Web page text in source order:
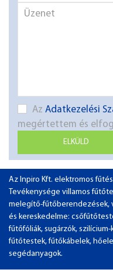
Az Adatkezelési
megértettem és
ELKÜLD
Az Inpiro Kft. elektromos
Tevékenysége villamos
melegítő-fűtőberendezések,
és kereskedelme:
fűtőfóliák, sugárzók,
fűtőtestek, fűtőkábelek,
segédanyagok.